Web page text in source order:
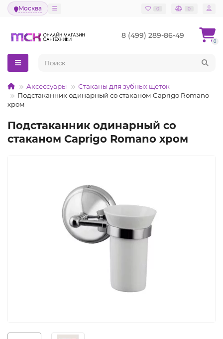
Москва 0 0
8 (499) 289-86-49
0
Аксессуары
Стаканы для зубных щеток
Подстаканник одинарный со стаканом Caprigo Romano
хром
Подстаканник одинарный со
стаканом Caprigo Romano хром